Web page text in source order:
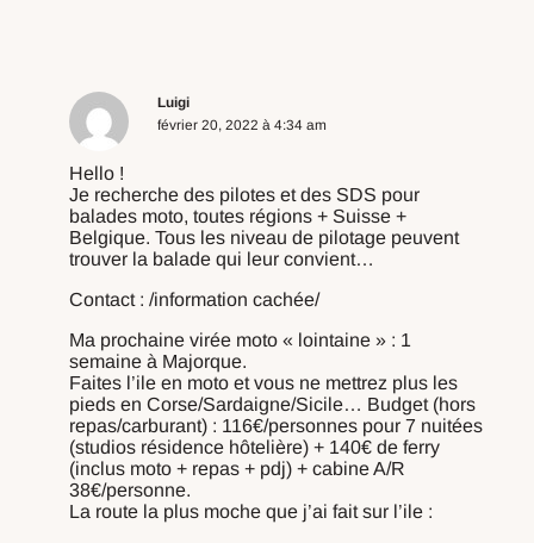
Luigi
février 20, 2022 à 4:34 am
Hello !
Je recherche des pilotes et des SDS pour
balades moto, toutes régions + Suisse +
Belgique. Tous les niveau de pilotage peuvent
trouver la balade qui leur convient…
Contact : /information cachée/
Ma prochaine virée moto « lointaine » : 1
semaine à Majorque.
Faites l’ile en moto et vous ne mettrez plus les
pieds en Corse/Sardaigne/Sicile… Budget (hors
repas/carburant) : 116€/personnes pour 7 nuitées
(studios résidence hôtelière) + 140€ de ferry
(inclus moto + repas + pdj) + cabine A/R
38€/personne.
La route la plus moche que j’ai fait sur l’ile :